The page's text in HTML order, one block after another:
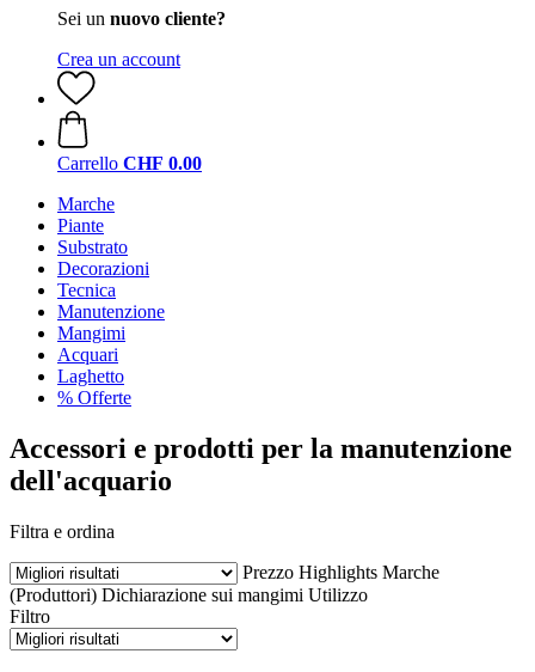
Sei un nuovo cliente?
Crea un account
Carrello CHF 0.00
Marche
Piante
Substrato
Decorazioni
Tecnica
Manutenzione
Mangimi
Acquari
Laghetto
% Offerte
Accessori e prodotti per la manutenzione
dell'acquario
Filtra e ordina
Prezzo Highlights Marche
(Produttori) Dichiarazione sui mangimi Utilizzo
Filtro